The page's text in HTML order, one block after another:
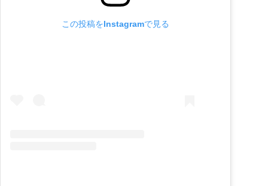
この投稿をInstagramで見る